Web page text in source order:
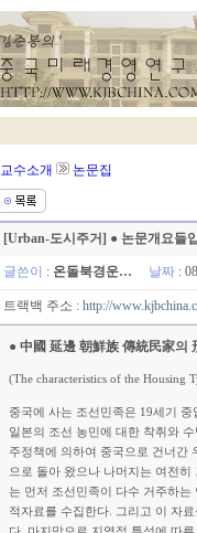
교수소개 논문집
[Urban-도시주거] ● 논문개요들
글쓴이 : 온돌북경운… 날짜 :
트랙백 주소 : http://
● 中國 延邊 朝鮮族 傳統民家의
(The characteristics of the Housing
중국에 사는 조선민족은 19세기
일본의 조선 농민에 대한 착취와
주정책에 의하여 중국으로 건너간
으로 돌아 왔으나 나머지는 여전
는 먼저 조선민족이 다수 거주하
적자료를 수집한다. 그리고 이 자